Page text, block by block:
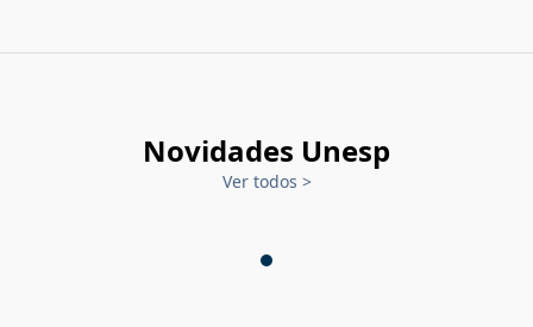
Novidades Unesp
Ver todos >